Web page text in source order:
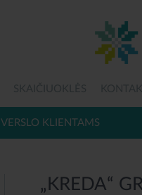
VERSLO KLIENTAMS
„KREDA“